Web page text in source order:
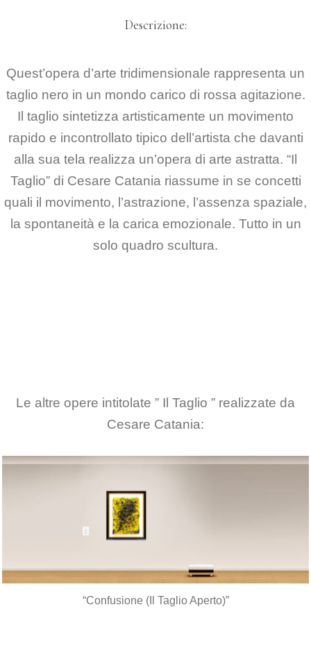
Descrizione:
Quest’opera d’arte tridimensionale rappresenta un
taglio nero in un mondo carico di rossa agitazione.
Il taglio sintetizza artisticamente un movimento
rapido e incontrollato tipico dell’artista che davanti
alla sua tela realizza un’opera di arte astratta. “Il
Taglio” di Cesare Catania riassume in se concetti
quali il movimento, l’astrazione, l’assenza spaziale,
la spontaneità e la carica emozionale. Tutto in un
solo quadro scultura.
Le altre opere intitolate ” Il Taglio ” realizzate da
Cesare Catania:
“Confusione (Il Taglio Aperto)”